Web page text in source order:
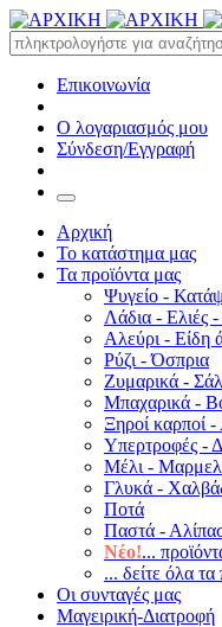
Επικοινωνία
Ο λογαριασμός μου
Σύνδεση/Εγγραφή
Αρχική
Το κατάστημα μας
Τα προϊόντα μας
Ψυγείο -
Λάδια - Ελιές
Αλεύρι - Είδη
Ρύζι - Όσπρια
Ζυμαρικά -
Μπαχαρικά -
Ξηροί καρποί
Υπερτροφές -
Μέλι -
Γλυκά -
Ποτά
Παστά -
Νέο!...
... δείτε όλα
Οι συνταγές μας
Μαγειρική-Διατροφή